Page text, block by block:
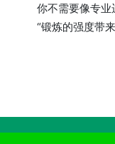
你不需要像专业
“锻炼的强度带